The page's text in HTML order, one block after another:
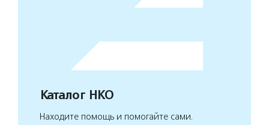
Каталог НКО
Находите помощь и помогайте сами.